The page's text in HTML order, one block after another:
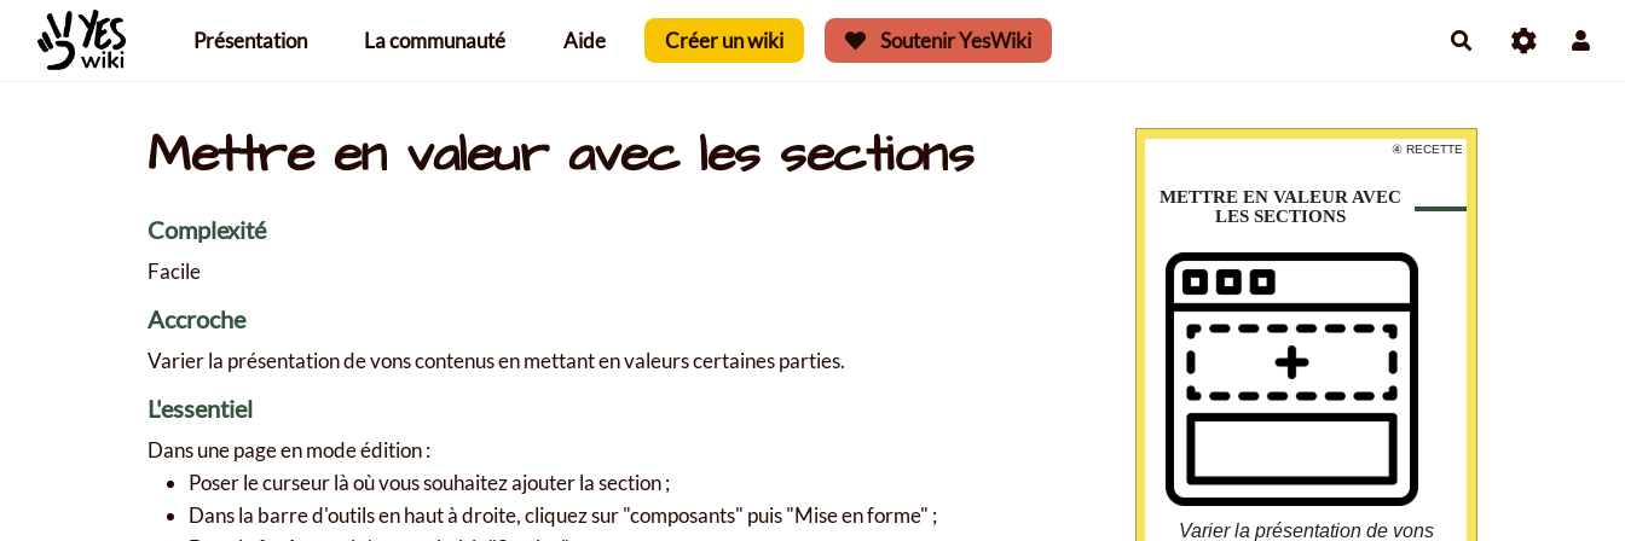
Aller au contenu principalPrésentation La communauté Aide Créer un wiki Soutenir YesWiki
④ RECETTE
METTRE EN VALEUR AVEC
LES SECTIONS
Varier la présentation de vons
METTRE EN VALEUR AVEC
LES SECTIONS
Dans une page en mode édition :
Poser le curseur là où vous souhaitez
ajouter la section ;
Dans la barre d'outils en haut à droite,
cliquez sur "composants" puis "Mise en
forme" ;
Dans la fenêtre qui s'ouvre choisir
"Section" ;
Compléter le formulaire.
Mettre en valeur avec les sections
Complexité
Facile
Accroche
Varier la présentation de vons contenus en mettant en valeurs certaines parties.
L'essentiel
Dans une page en mode édition :
Poser le curseur là où vous souhaitez ajouter la section ;
Dans la barre d'outils en haut à droite, cliquez sur "composants" puis "Mise en forme" ;